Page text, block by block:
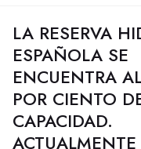
LA RESERVA
ESPAÑOLA SE
ENCUENTRA
POR CIENTO
CAPACIDAD.